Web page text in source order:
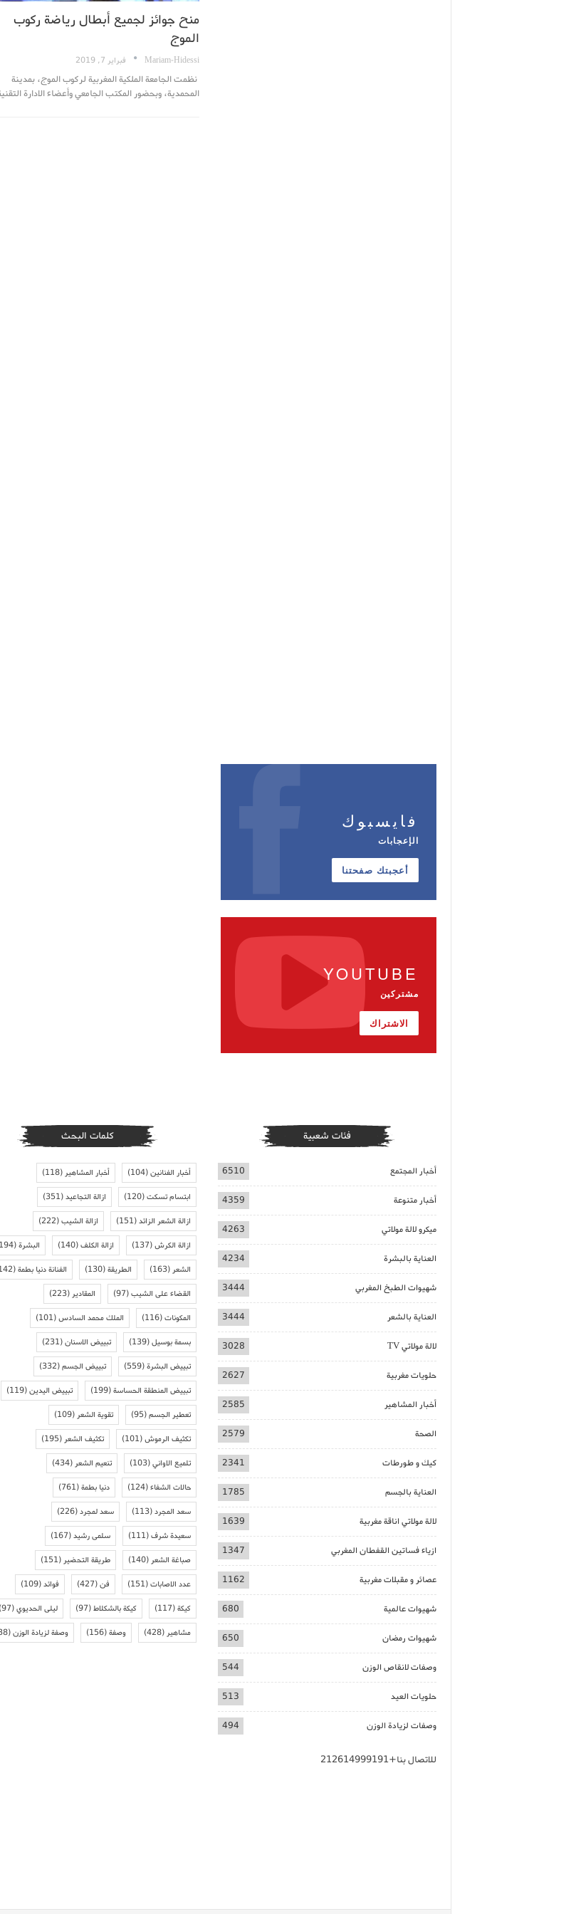
منح جوائز لجميع أبطال رياضة ركوب
الموج
Mariam-Hidessi فبراير 7, 2019
نظمت الجامعة الملكية المغربية لركوب الموج، بمدينة
المحمدية، وبحضور المكتب الجامعي وأعضاء الادارة
فايسبوك
الإعجابات
أعجبتك صفحتنا
YOUTUBE
مشتركين
الاشتراك
فئات شعبية
أخبار المجتمع 6510
أخبار متنوعة 4359
ميكرو لالة مولاتي 4263
العناية بالبشرة 4234
شهيوات الطبخ المغربي 3444
العناية بالشعر 3444
لالة مولاتي TV 3028
حلويات مغربية 2627
أخبار المشاهير 2585
الصحة 2579
كيك و طورطات 2341
العناية بالجسم 1785
لالة مولاتي اناقة مغربية 1639
ازياء فساتين القفطان المغربي 1347
عصائر و مقبلات مغربية 1162
شهيوات عالمية 680
شهيوات رمضان 650
وصفات لانقاص الوزن 544
حلويات العيد 513
وصفات لزيادة الوزن 494
للاتصال بنا+212614999191
كلمات البحث
أخبار الفنانين(104) أخبار المشاهير(118)
ابتسام تسكت(120) ازالة التجاعيد(351)
ازالة الشعر الزائد(151) ازالة الشيب(222)
ازالة الكرش(137) ازالة الكلف(140) البشرة(194)
الشعر(163) الطريقة(130) الفنانة دنيا بطمة(142)
القضاء على الشيب(97) المقادير(223)
المكونات(116) الملك محمد السادس(101)
بسمة بوسيل(139) تبييض الاسنان(231)
تبييض البشرة(559) تبييض الجسم(332)
تبييض المنطقة الحساسة(199) تبييض اليدين(119)
تعطير الجسم(95) تقوية الشعر(109)
تكثيف الرموش(101) تكثيف الشعر(195)
تلميع الاواني(103) تنعيم الشعر(434)
حالات الشفاء(124) دنيا بطمة(761)
سعد المجرد(113) سعد لمجرد(226)
سعيدة شرف(111) سلمى رشيد(167)
صباغة الشعر(140) طريقة التحضير(151)
عدد الاصابات(151) فن(427) فوائد(109)
كيكة(117) كيكة بالشكلاط(97) ليلى الحديوي(97)
مشاهير(428) وصفة(156) وصفة لزيادة الوزن(138)